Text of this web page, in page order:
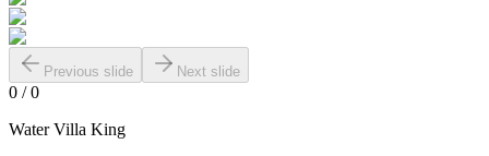
Previous slide Next slide
0 /0
Water Villa King